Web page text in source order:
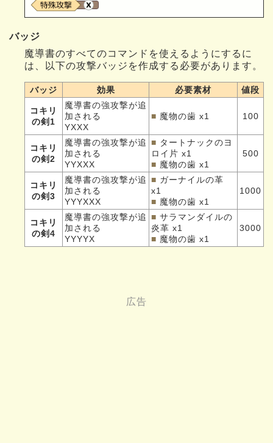
バッジ
魔導書のすべてのコマンドを使えるようにするに
は、以下の攻撃バッジを作成する必要があります。
バッジ 効果 必要素材 値段
コキリ
の剣1
魔導書の強攻撃が追
加される
YXXX
■ 魔物の歯 x1 100
コキリ
の剣2
魔導書の強攻撃が追
加される
YYXXX
■ タートナックのヨ
ロイ片 x1
■ 魔物の歯 x1
500
コキリ
の剣3
魔導書の強攻撃が追
加される
YYYXXX
■ ガーナイルの革
x1
■ 魔物の歯 x1
1000
コキリ
の剣4
魔導書の強攻撃が追
加される
YYYYX
■ サラマンダイルの
炎革 x1
■ 魔物の歯 x1
3000